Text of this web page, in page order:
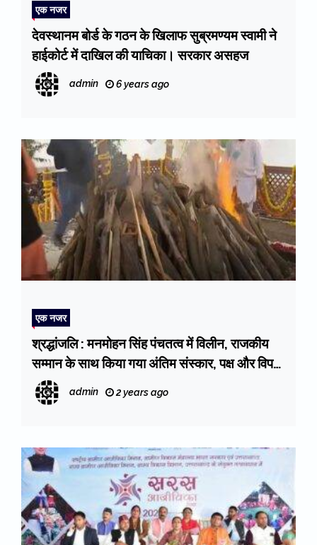
एक नजर
देवस्थानम बोर्ड के गठन के खिलाफ सुब्रमण्यम स्वामी ने
हाईकोर्ट में दाखिल की याचिका। सरकार असहज
admin 6 years ago
एक नजर
श्रद्धांजलि : मनमोहन सिंह पंचतत्व में विलीन, राजकीय
सम्मान के साथ किया गया अंतिम संस्कार, पक्ष और विपक्ष
के तमाम नेता शामिल हुए
admin 2 years ago